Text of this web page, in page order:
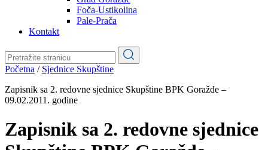
Općine
Pale-Prača
Kontakt
Početna/Sjednice Skupštine
Zapisnik sa 2. redovne sjednice Skupštine BPK Goražde –
09.02.2011. godine